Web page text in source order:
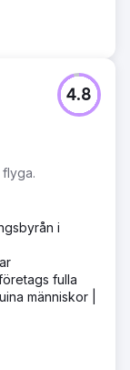
4.8
i
fulla
människor |